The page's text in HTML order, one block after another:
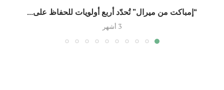
“إمباكت من ميرال” تُحدّد أربع أولويات للحفاظ على...
3 أشهر